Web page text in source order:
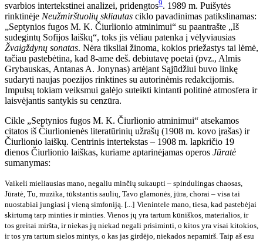
svarbios intertekstinei analizei, pridengtos9. 1989 m. Puišytės
rinktinėje Neužmirštuolių skliautas ciklo pavadinimas patikslinamas:
„Septynios fugos M. K. Čiurlionio atminimui“ su paantrašte „Iš
sudegintų Sofijos laiškų“, toks jis vėliau patenka į vėlyviausias
Žvaigždynų sonatas. Nėra tiksliai žinoma, kokios priežastys tai lėmė,
tačiau pastebėtina, kad 8-ame deš. debiutavę poetai (pvz., Almis
Grybauskas, Antanas A. Jonynas) artėjant Sąjūdžiui buvo linkę
sudaryti naujas poezijos rinktines su autorinėmis redakcijomis.
Impulsų tokiam veiksmui galėjo suteikti kintanti politinė atmosfera ir
laisvėjantis santykis su cenzūra.
Cikle „Septynios fugos M. K. Čiurlionio atminimui“ atsekamos
citatos iš Čiurlionienės literatūrinių užrašų (1908 m. kovo įrašas) ir
Čiurlionio laiškų. Centrinis intertekstas – 1908 m. lapkričio 19
dienos Čiurlionio laiškas, kuriame aptarinėjamas operos Jūratė
sumanymas:
Vaikeli mieliausias mano, negaliu minčių sukaupti – spindulingas chaosas,
Jūratė, Tu, muzika, tūkstantis saulių, Tavo glamonės, jūra, chorai – visa tai
nuostabiai jungiasi į vieną simfoniją. [...] Vienintele mano, tiesa, kad pastebėjai
skirtumą tarp minties ir minties. Vienos jų yra tartum kūniškos, materialios, ir
tos greitai miršta, ir niekas jų niekad negali prisiminti, o kitos yra visai kitokios,
ir tos yra tartum sielos mintys, o kas jas girdėjo, niekados nepamirš. Taip aš esu